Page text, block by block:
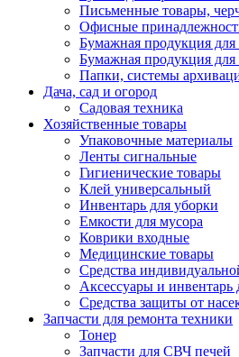
Письменные товары,
Офисные
Бумажная продукция для
Бумажная продукция
Папки, системы
Дача, сад и огород
Садовая техника
Хозяйственные товары
Упаковочные материалы
Ленты сигнальные
Гигиенические товары
Клей универсальный
Инвентарь для уборки
Емкости для мусора
Коврики входные
Медицинские товары
Средства
Аксессуары и инвентарь
Средства защиты от
Запчасти для ремонта техники
Тонер
Запчасти для СВЧ печей